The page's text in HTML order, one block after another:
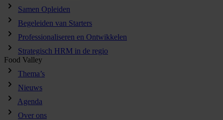
Samen Opleiden
Begeleiden van Starters
Professionaliseren en Ontwikkelen
Strategisch HRM in de regio
Food Valley
Thema’s
Nieuws
Agenda
Over ons